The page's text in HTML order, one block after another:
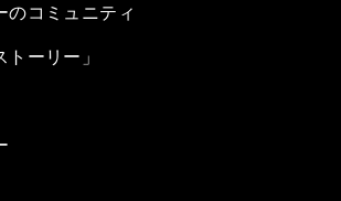
のコミュニティ
トーリー」